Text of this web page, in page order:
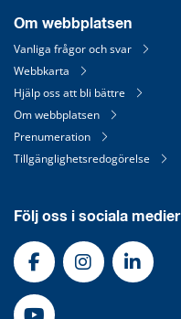
Om webbplatsen
Vanliga frågor och svar
Webbkarta
Hjälp oss att bli bättre
Om webbplatsen
Prenumeration
Tillgänglighetsredogörelse
Följ oss i sociala medier